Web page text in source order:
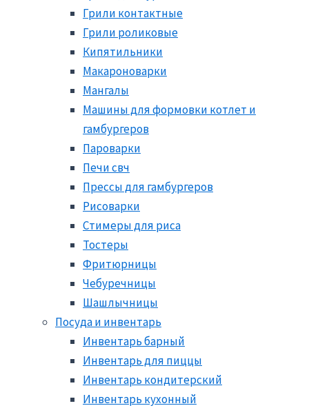
Грили контактные
Грили роликовые
Кипятильники
Макароноварки
Мангалы
Машины для формовки котлет и
гамбургеров
Пароварки
Печи свч
Прессы для гамбургеров
Рисоварки
Стимеры для риса
Тостеры
Фритюрницы
Чебуречницы
Шашлычницы
Посуда и инвентарь
Инвентарь барный
Инвентарь для пиццы
Инвентарь кондитерский
Инвентарь кухонный